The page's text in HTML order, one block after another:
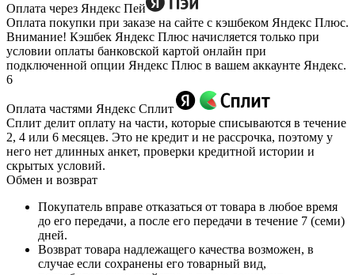
Оплата через Яндекс Пей
Оплата покупки при заказе на сайте с кэшбеком Яндекс Плюс.
Внимание! Кэшбек Яндекс Плюс начисляется только при
условии оплаты банковской картой онлайн при
подключенной опции Яндекс Плюс в вашем аккаунте Яндекс.
6
Оплата частями Яндекс Сплит
Сплит делит оплату на части, которые списываются в течение
2, 4 или 6 месяцев. Это не кредит и не рассрочка, поэтому у
него нет длинных анкет, проверки кредитной истории и
скрытых условий.
Обмен и возврат
Покупатель вправе отказаться от товара в любое время
до его передачи, а после его передачи в течение 7 (семи)
дней.
Возврат товара надлежащего качества возможен, в
случае если сохранены его товарный вид,